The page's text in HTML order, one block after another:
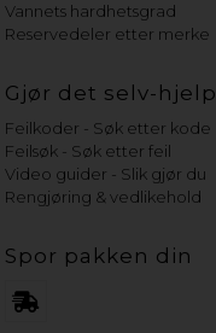
Vannets hardhetsgrad
Reservedeler etter merke
Gjør det selv-hjelp
Feilkoder - Søk etter kode
Feilsøk - Søk etter feil
Video guider - Slik gjør du
Rengjøring & vedlikehold
Spor pakken din